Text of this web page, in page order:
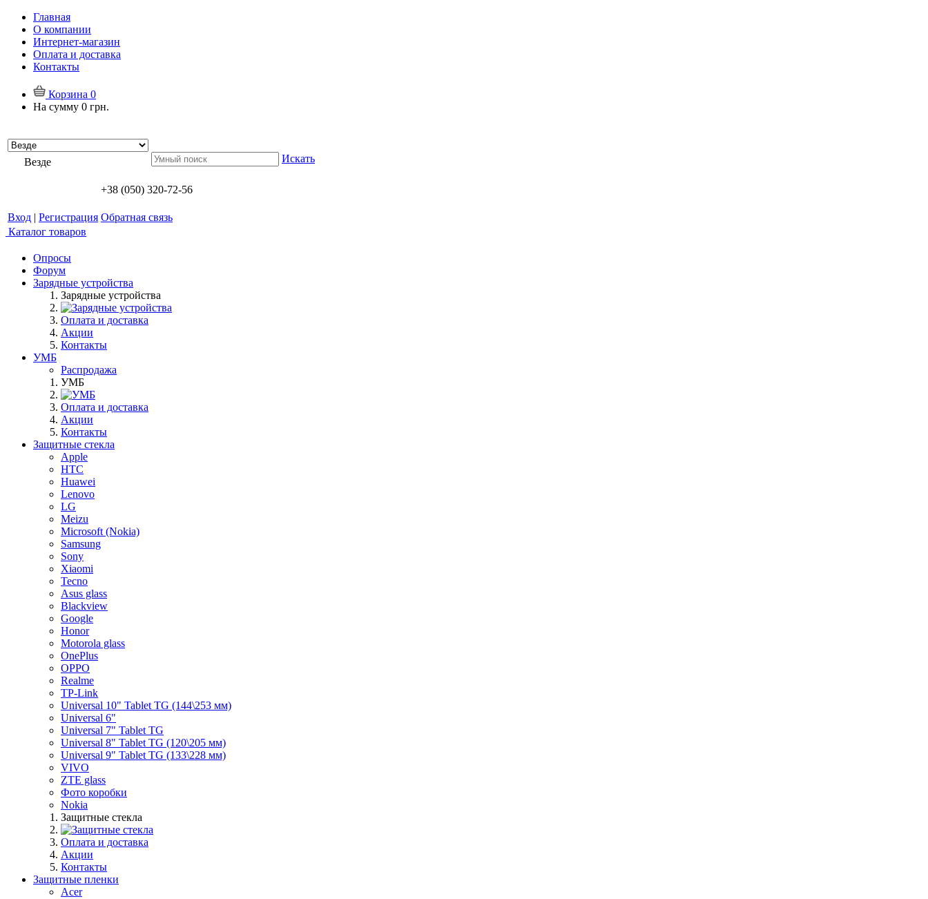
Главная
О компании
Интернет-магазин
Оплата и доставка
Контакты
Корзина 0
На сумму 0 грн.
Везде Искать
+38 (050) 320-72-56
Вход | Регистрация Обратная связь
Каталог товаров
Опросы
Форум
Зарядные устройства
Зарядные устройства
Оплата и доставка
Акции
Контакты
УМБ
Распродажа
УМБ
Оплата и доставка
Акции
Контакты
Защитные стекла
Apple
HTC
Huawei
Lenovo
LG
Meizu
Microsoft (Nokia)
Samsung
Sony
Xiaomi
Tecno
Asus glass
Blackview
Google
Honor
Motorola glass
OnePlus
OPPO
Realme
TP-Link
Universal 10" Tablet TG (144\253 мм)
Universal 6"
Universal 7" Tablet TG
Universal 8" Tablet TG (120\205 мм)
Universal 9" Tablet TG (133\228 мм)
VIVO
ZTE glass
Фото коробки
Nokia
Защитные стекла
Оплата и доставка
Акции
Контакты
Защитные пленки
Acer